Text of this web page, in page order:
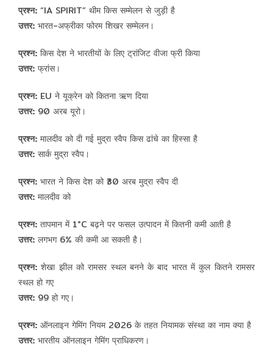
प्रश्न:“IA SPIRIT” थीम किस सम्मेलन से जुड़ी है
उत्तर:भारत-अफ्रीका फोरम शिखर सम्मेलन।
प्रश्न:किस देश ने भारतीयों के लिए ट्रांजिट वीजा फ्री किया
उत्तर:फ्रांस।
प्रश्न:EU ने यूक्रेन को कितना ऋण दिया
उत्तर:90 अरब यूरो।
प्रश्न:मालदीव को दी गई मुद्रा स्वैप किस ढांचे का हिस्सा है
उत्तर:सार्क मुद्रा स्वैप।
प्रश्न:भारत ने किस देश को ₹30 अरब मुद्रा स्वैप दी
उत्तर:मालदीव को
प्रश्न:तापमान में 1°C बढ़ने पर फसल उत्पादन में कितनी कमी आती है
उत्तर:लगभग 6% की कमी आ सकती है।
प्रश्न:शेखा झील को रामसर स्थल बनने के बाद भारत में कुल कितने रामसर
स्थल हो गए
उत्तर:99 हो गए।
प्रश्न:ऑनलाइन गेमिंग नियम 2026 के तहत नियामक संस्था का नाम क्या है
उत्तर:भारतीय ऑनलाइन गेमिंग प्राधिकरण।